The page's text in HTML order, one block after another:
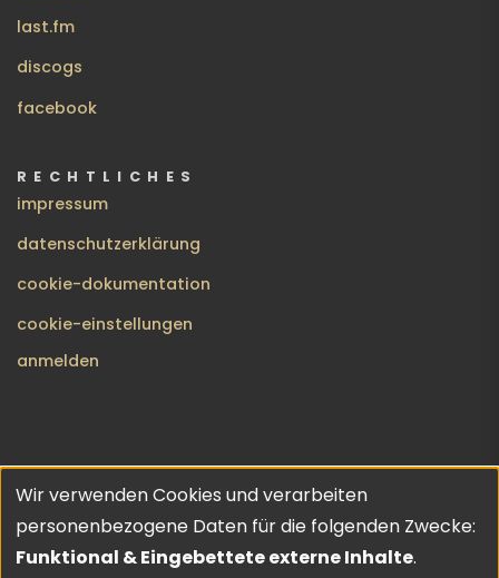
last.fm
discogs
facebook
RECHTLICHES
impressum
datenschutzerklärung
cookie-dokumentation
cookie-einstellungen
BENUTZERMENÜ
anmelden
no gods · no masters | copyleft 2026 | theme inspired by
URO💔
Verwendung
von
Wir verwenden Cookies und verarbeiten
personenbezogene Daten für die folgenden Zwecke:
Funktional & Eingebettete externe Inhalte.